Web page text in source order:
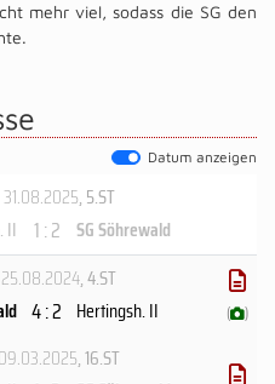
mehr viel, sodass die SG den
Datum anzeigen
31.08.2025, 5.ST
II 1 : 2 SG Söhrewald
, 4.ST
4 : 2 Hertingsh. II ( )
, 16.ST